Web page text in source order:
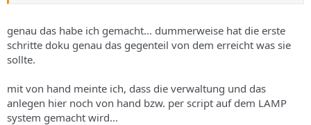
genau das habe ich gemacht... dummerweise hat die erste
schritte doku genau das gegenteil von dem erreicht was sie
sollte.
mit von hand meinte ich, dass die verwaltung und das
anlegen hier noch von hand bzw. per script auf dem LAMP
system gemacht wird...